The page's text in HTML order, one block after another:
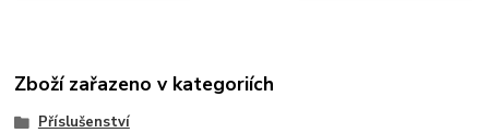
Zboží zařazeno v kategoriích
Příslušenství